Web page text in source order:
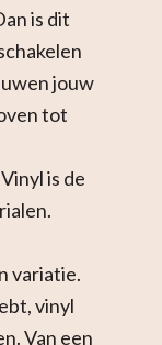
is dit
jouw
tot
is de
variatie.
vinyl
Van een